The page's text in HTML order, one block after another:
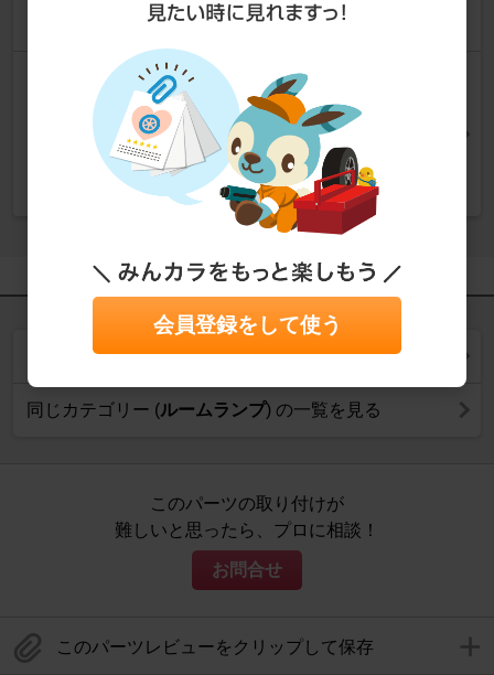
[株式会社シェアスタイル]
[整備手帳]
【シェアスタイル】20系アルファード
ヴェルファイア LEDルームランプ取付
【バニティランプ】
[株式会社シェアスタイル]
同じ商品の一覧を見る
同じカテゴリー (ルームランプ) の一覧を見る
このパーツの取り付けが
難しいと思ったら、プロに相談！
お問合せ
このパーツレビューをクリップして保存
会員登録をして使う